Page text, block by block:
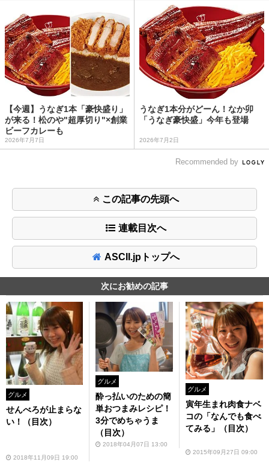
【今週】うなぎ1本「豪快盛り」
が来る！松のや"超厚切り"×創業
ビーフカレーも
2026年7月7日
うなぎ1本分がどーん！なか卯
「うなぎ豪快盛」今年も登場
2026年7月2日
Recommended by
この記事の先頭へ
連載目次へ
ASCII.jpトップへ
次にお勧めの記事
グルメ
せんべろが止まらな
い！（目次）
2018年11月09日 19:00
グルメ
酔っ払いのための簡
単おつまみレシピ！
3分でめちゃうま
（目次）
2018年04月07日 13:00
グルメ
寅年生まれ肉食ナベ
コの「なんでも食べ
てみる」（目次）
2015年09月27日 09:00